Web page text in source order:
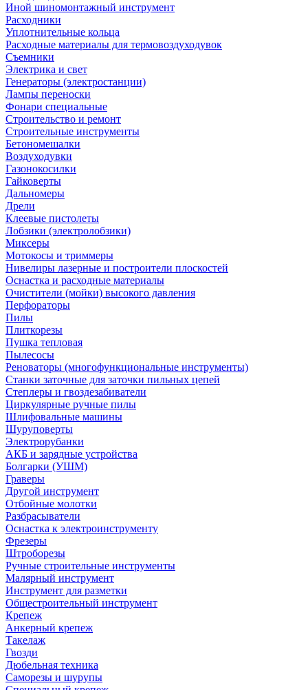
Иной шиномонтажный инструмент
Расходники
Уплотнительные кольца
Расходные материалы для термовоздуходувок
Съемники
Электрика и свет
Генераторы (электростанции)
Лампы переноски
Фонари специальные
Строительство и ремонт
Строительные инструменты
Бетономешалки
Воздуходувки
Газонокосилки
Гайковерты
Дальномеры
Дрели
Клеевые пистолеты
Лобзики (электролобзики)
Миксеры
Мотокосы и триммеры
Нивелиры лазерные и построители плоскостей
Оснастка и расходные материалы
Очистители (мойки) высокого давления
Перфораторы
Пилы
Плиткорезы
Пушка тепловая
Пылесосы
Реноваторы (многофункциональные инструменты)
Станки заточные для заточки пильных цепей
Степлеры и гвоздезабиватели
Циркулярные ручные пилы
Шлифовальные машины
Шуруповерты
Электрорубанки
АКБ и зарядные устройства
Болгарки (УШМ)
Граверы
Другой инструмент
Отбойные молотки
Разбрасыватели
Оснастка к электроинструменту
Фрезеры
Штроборезы
Ручные строительные инструменты
Малярный инструмент
Инструмент для разметки
Общестроительный инструмент
Крепеж
Анкерный крепеж
Такелаж
Гвозди
Дюбельная техника
Саморезы и шурупы